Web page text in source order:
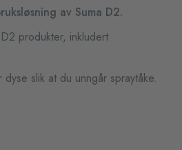
av Suma D2.
produkter, inkludert
dyse slik at du unngår spraytåke.